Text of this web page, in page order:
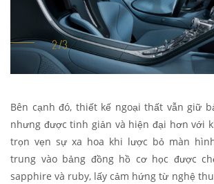
Bên cạnh đó, thiết kế ngoại thất vẫn giữ
nhưng được tinh giản và hiện đại hơn với
trọn vẹn sự xa hoa khi lược bỏ màn
trung vào bảng đồng hồ cơ học được
sapphire và ruby, lấy cảm hứng từ nghệ